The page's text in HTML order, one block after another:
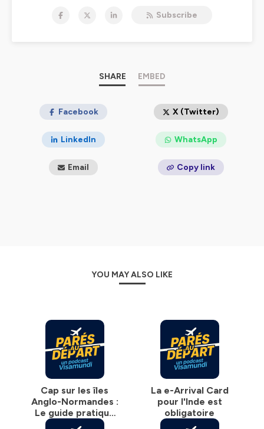
mondial des démarches administratives pour les
Les dernières règles d’entrée pays par pays.
restrictions, eVisas, exemptions.
Des focus sur des destinations émergentes ou
Des analyses claires, utiles et concrètes.
déplacements sans stress.
Subscribe
SHARE EMBED
Facebook X (Twitter)
LinkedIn WhatsApp
Email Copy link
YOU MAY ALSO LIKE
Cap sur les îles
Anglo-Normandes :
Le guide pratique
de la nouvelle
La e-Arrival Card
pour l'Inde est
obligatoire